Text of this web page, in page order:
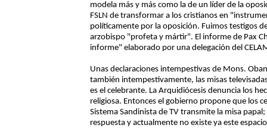
modela más y más como la de un líder de la
FSLN de transformar a los cristianos en
políticamente por la oposición. Fuimos testigos
arzobispo "profeta y mártir". El informe de Pax
informe" elaborado por una delegación del
Unas declaraciones intempestivas de Mons.
también intempestivamente, las misas
es el celebrante. La Arquidiócesis denuncia los
religiosa. Entonces el gobierno propone que los
Sistema Sandinista de TV transmite la misa
respuesta y actualmente no existe ya este